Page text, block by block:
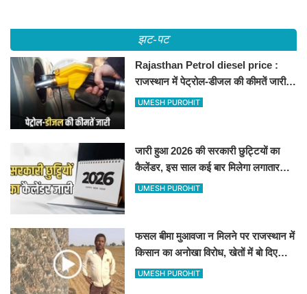
झट-पट
Rajasthan Petrol diesel price :
राजस्थान में पेट्रोल-डीजल की कीमतें जारी,
जानिए बीकानेर समेत पुरे प्रदेश में नए रेट
UMESH PUROHIT
जारी हुआ 2026 की सरकारी छुट्टियों का
कैलेंडर, इस साल कई बार मिलेगा लगातार
अवकाश, देखें
UMESH PUROHIT
फसल बीमा मुआवजा न मिलने पर राजस्थान में
किसान का अनोखा विरोध, खेतों में बो दिए
500-500 रुपए के नोट, वीडियो वायरल
UMESH PUROHIT